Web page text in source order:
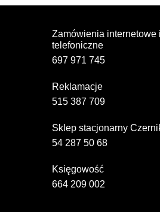
Zamówienia internetowe i
telefoniczne
697 971 745
Reklamacje
515 387 709
Sklep stacjonarny
54 287 50 68
Księgowość
664 209 002